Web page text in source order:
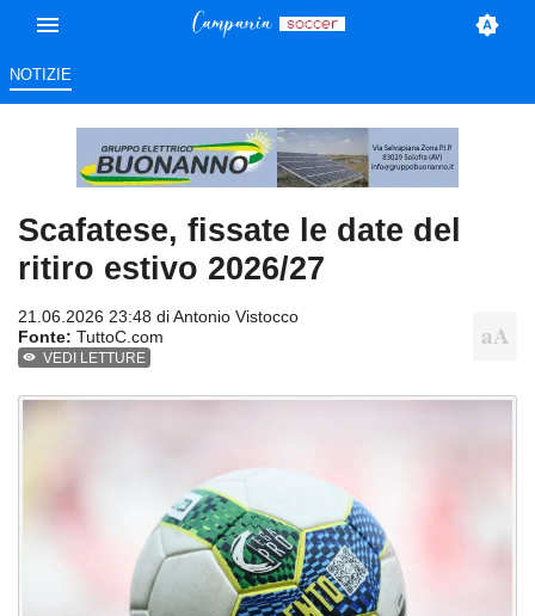
NOTIZIE
Scafatese, fissate le date del
ritiro estivo 2026/27
21.06.2026 23:48 diAntonio Vistocco
Fonte: TuttoC.com
VEDI LETTURE